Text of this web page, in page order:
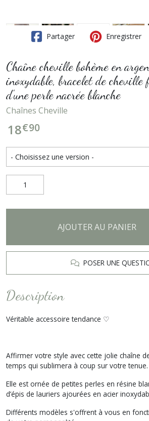
Partager Enregistrer
Chaîne cheville bohème en
inoxydable, bracelet de
d'une perle nacrée blanche
Chaînes Cheville
18€90
AJOUTER AU PANIER
POSER UNE
Description
Véritable accessoire tendance ♡
Affirmer votre style avec cette jolie chaîne
temps qui sublimera à coup sur votre tenue.
Elle est ornée de petites perles en résine
d’épis de lauriers ajourées en acier
Différents modèles s'offrent à vous en